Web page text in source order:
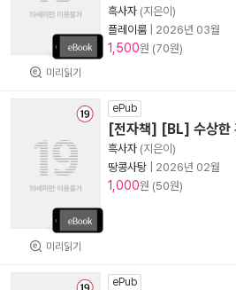
미리읽기
흑사자 (지은이)
플레이룸
2026년 03월
1,500원 (70원)
미리읽기
ePub
[전자책] [BL] 수상한
흑사자 (지은이)
땅콩사탕
2026년 02월
1,000원 (50원)
ePub